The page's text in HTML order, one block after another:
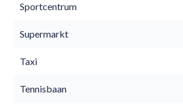
Sportcentrum
Supermarkt
Taxi
Tennisbaan